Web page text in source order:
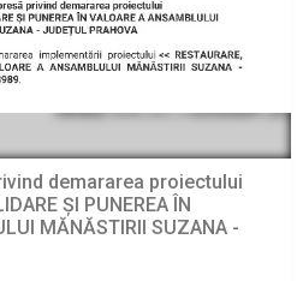
demararea proiectului
ȘI PUNEREA ÎN
MĂNĂSTIRII SUZANA -